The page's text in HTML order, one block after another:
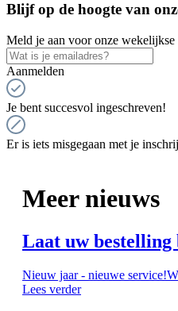
Blijf op de hoogte van
Meld je aan voor onze
Aanmelden
Je bent succesvol ingeschreven!
Er is iets misgegaan met je
Meer nieuws
Laat uw bestelling
Nieuw jaar - nieuwe
Lees verder